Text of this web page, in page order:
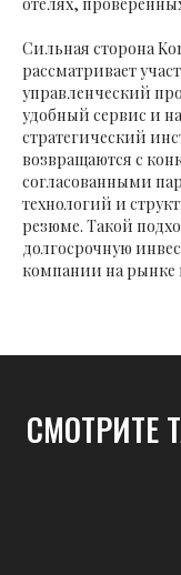
Сильная сторона
рассматривает
управленческий
удобный сервис и
стратегический
возвращаются с
согласованными
технологий и
резюме. Такой
долгосрочную
компании на рынке
СМОТРИТЕ